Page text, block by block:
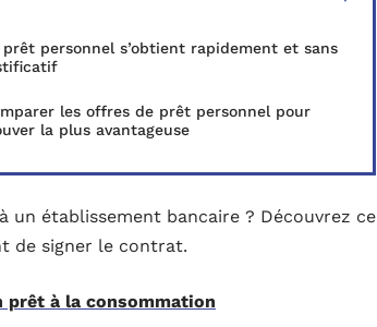
prêt personnel s’obtient rapidement et sans
les offres de prêt personnel pour
la plus avantageuse
un établissement bancaire ? Découvrez ce
de signer le contrat.
prêt à la consommation